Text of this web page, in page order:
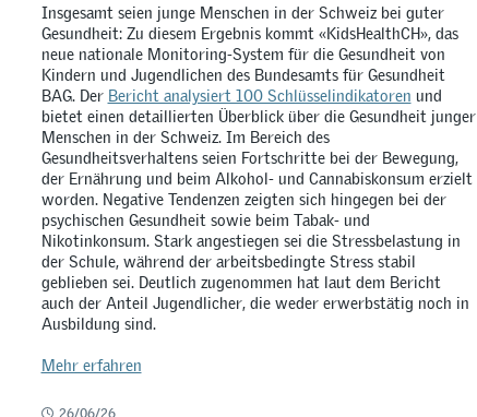
Insgesamt seien junge Menschen in der Schweiz bei guter
Gesundheit: Zu diesem Ergebnis kommt «KidsHealthCH», das
neue nationale Monitoring-System für die Gesundheit von
Kindern und Jugendlichen des Bundesamts für Gesundheit
BAG. Der Bericht analysiert 100 Schlüsselindikatoren und
bietet einen detaillierten Überblick über die Gesundheit junger
Menschen in der Schweiz. Im Bereich des
Gesundheitsverhaltens seien Fortschritte bei der Bewegung,
der Ernährung und beim Alkohol- und Cannabiskonsum erzielt
worden. Negative Tendenzen zeigten sich hingegen bei der
psychischen Gesundheit sowie beim Tabak- und
Nikotinkonsum. Stark angestiegen sei die Stressbelastung in
der Schule, während der arbeitsbedingte Stress stabil
geblieben sei. Deutlich zugenommen hat laut dem Bericht
auch der Anteil Jugendlicher, die weder erwerbstätig noch in
Ausbildung sind.
Mehr erfahren